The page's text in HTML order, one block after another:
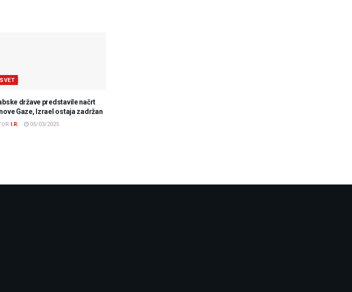
SVET
države predstavile načrt
Gaze, Izrael ostaja zadržan
I.R. 05/03/2025